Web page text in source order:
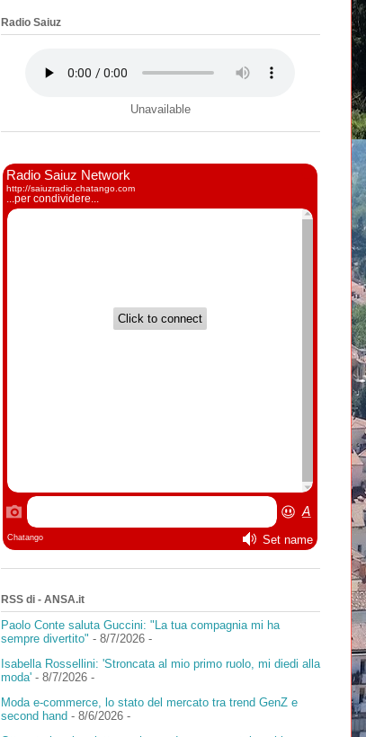
Radio Saiuz
Unavailable
RSS di - ANSA.it
Paolo Conte saluta Guccini: "La tua compagnia mi ha
sempre divertito" - 8/7/2026-
Isabella Rossellini: 'Stroncata al mio primo ruolo, mi diedi alla
moda'- 8/7/2026-
Moda e-commerce, lo stato del mercato tra trend GenZ e
second hand - 8/6/2026-